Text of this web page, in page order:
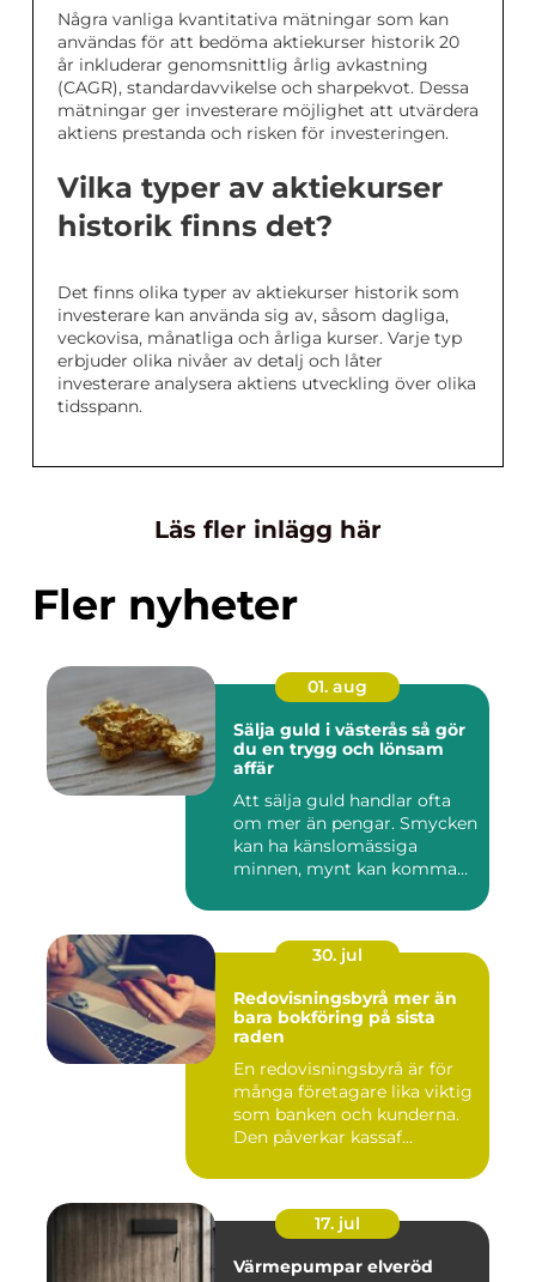
Några vanliga kvantitativa mätningar som kan
användas för att bedöma aktiekurser historik 20
år inkluderar genomsnittlig årlig avkastning
(CAGR), standardavvikelse och sharpekvot. Dessa
mätningar ger investerare möjlighet att utvärdera
aktiens prestanda och risken för investeringen.
Vilka typer av aktiekurser
historik finns det?
Det finns olika typer av aktiekurser historik som
investerare kan använda sig av, såsom dagliga,
veckovisa, månatliga och årliga kurser. Varje typ
erbjuder olika nivåer av detalj och låter
investerare analysera aktiens utveckling över olika
tidsspann.
Läs fler inlägg här
Fler nyheter
01. aug
Sälja guld i västerås så gör
du en trygg och lönsam
affär
Att sälja guld handlar ofta
om mer än pengar. Smycken
kan ha känslomässiga
minnen, mynt kan komma
30. jul
Redovisningsbyrå mer än
bara bokföring på sista
raden
En redovisningsbyrå är för
många företagare lika viktig
som banken och kunderna.
Den påverkar kassaf...
17. jul
Värmepumpar elveröd